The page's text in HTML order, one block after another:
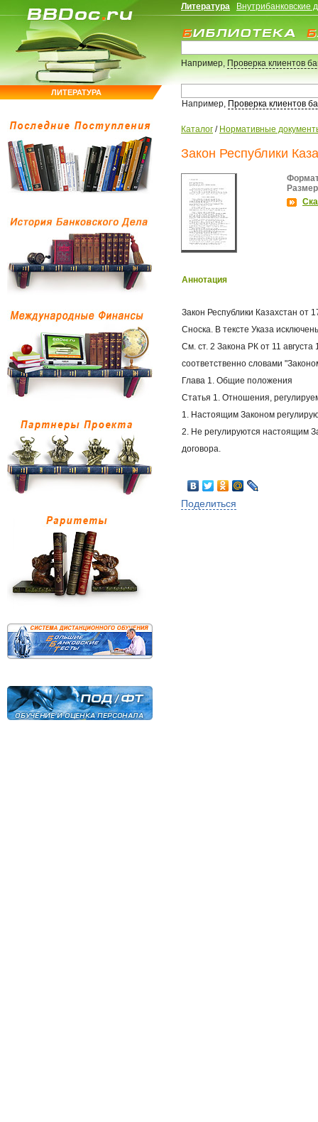
ЛИТЕРАТУРА
Литература Внутрибанковские
Например,Проверка клиентов
Например, Проверка клиентов
Каталог / Нормативные
Закон Республики
Аннотация
Закон Республики Казахстан от
Сноска. В тексте Указа
См. ст. 2 Закона РК от 11
соответственно словами
Глава 1. Общие положения
Статья 1. Отношения,
1. Настоящим Законом
2. Не регулируются настоящим
договора.
Поделиться